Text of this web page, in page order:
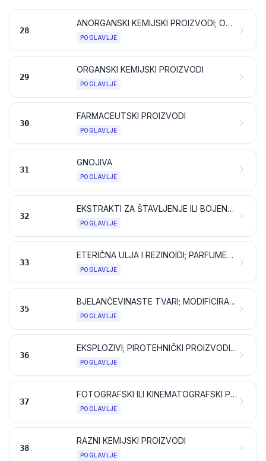
28
ANORGANSKI KEMIJSKI PROIZVODI; ORGANSKI ILI ANORGANSKI SPOJEVI PLEMENITIH KOVINA, KOVINA RIJETKIH ZEMALJA, RADIOAKTIVNIH ELEMENATA ILI IZOTOPA
POGLAVLJE
29
ORGANSKI KEMIJSKI PROIZVODI
POGLAVLJE
30
FARMACEUTSKI PROIZVODI
POGLAVLJE
31
GNOJIVA
POGLAVLJE
32
EKSTRAKTI ZA ŠTAVLJENJE ILI BOJENJE; TANINI I NJIHOVI DERIVATI; BOJILA, PIGMENTI I DRUGE TVARI ZA BOJENJE; BOJE I LAKOVI; KITOVI I DRUGE MASE ZA BRTVLJENJE; TISKARSKE BOJE I TINTE
POGLAVLJE
33
ETERIČNA ULJA I REZINOIDI; PARFUMERIJSKI, KOZMETIČKI ILI TOALETNI PROIZVODI
POGLAVLJE
35
BJELANČEVINASTE TVARI; MODIFICIRANI ŠKROBOVI; LJEPILA; ENZIMI
POGLAVLJE
36
EKSPLOZIVI; PIROTEHNIČKI PROIZVODI; ŠIBICE; PIROFORNE SLITINE; POJEDINI ZAPALJIVI PRIPRAVCI
POGLAVLJE
37
FOTOGRAFSKI ILI KINEMATOGRAFSKI PROIZVODI
POGLAVLJE
38
RAZNI KEMIJSKI PROIZVODI
POGLAVLJE